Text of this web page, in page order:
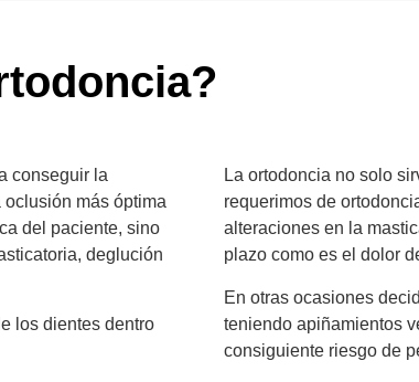
conseguir la
más óptima
del paciente, sino
deglución
los dientes dentro
La ortodoncia no solo
requerimos de
alteraciones en la
plazo como es el dolor
En otras ocasiones
teniendo apiñamientos
consiguiente riesgo de